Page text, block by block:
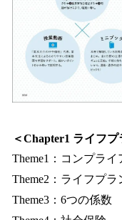
＜Chapter1 ライフ
Theme1：コンプラ
Theme2：ライフプラ
Theme3：6つの係数